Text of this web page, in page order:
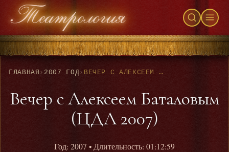
ГЛАВНАЯ › 2007 ГОД› ВЕЧЕР С АЛЕКСЕЕМ БАТАЛОВЫМ (ЦДЛ 2007)
Вечер с Алексеем Баталовым
(ЦДЛ 2007)
Год: 2007 • Длительность: 01:12:59